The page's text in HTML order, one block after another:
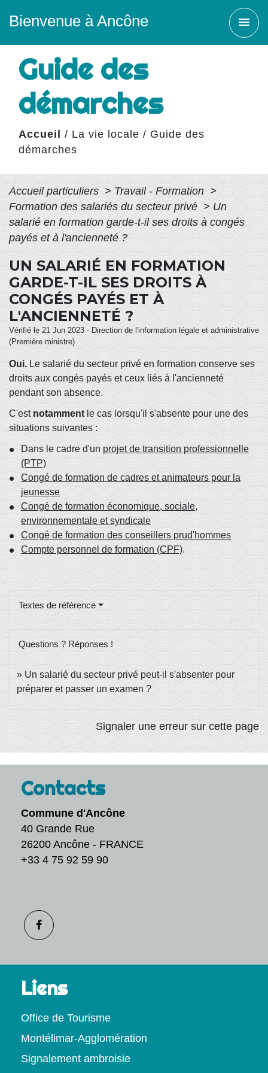
Bienvenue à Ancône menu
Guide des
démarches
Accueil / La vie locale / Guide des
démarches
Accueil particuliers > Travail - Formation >
Formation des salariés du secteur privé > Un
salarié en formation garde-t-il ses droits à congés
payés et à l'ancienneté ?
UN SALARIÉ EN FORMATION
GARDE-T-IL SES DROITS À
CONGÉS PAYÉS ET À
L'ANCIENNETÉ ?
Vérifié le 21 Jun 2023 - Direction de l'information légale et administrative
(Première ministre)
Oui. Le salarié du secteur privé en formation conserve ses
droits aux congés payés et ceux liés à l'ancienneté
pendant son absence.
C'est notammentle cas lorsqu'il s'absente pour une des
situations suivantes :
Dans le cadre d'un projet de transition professionnelle
(PTP)
Congé de formation de cadres et animateurs pour la
jeunesse
Congé de formation économique, sociale,
environnementale et syndicale
Congé de formation des conseillers prud'hommes
Compte personnel de formation (CPF).
Textes de référence
Questions ? Réponses !
Un salarié du secteur privé peut-il s'absenter pour
préparer et passer un examen ?
Signaler une erreur sur cette page
Contacts
Commune d'Ancône
40 Grande Rue
26200 Ancône - FRANCE
+33 4 75 92 59 90
Liens
Office de Tourisme
Montélimar-Agglomération
Signalement ambroisie